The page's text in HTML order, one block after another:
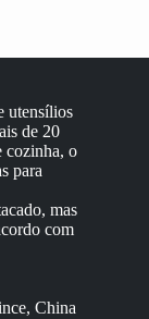
utensílios
de 20
cozinha, o
para
mas
com
China